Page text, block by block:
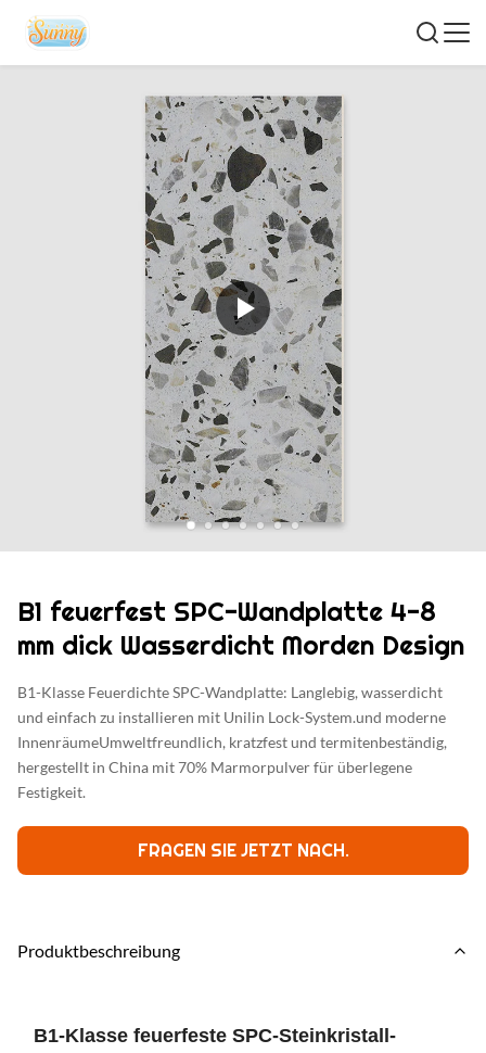
B1 feuerfest SPC-Wandplatte 4-8
mm dick Wasserdicht Morden Design
B1-Klasse Feuerdichte SPC-Wandplatte: Langlebig, wasserdicht
und einfach zu installieren mit Unilin Lock-System.und moderne
InnenräumeUmweltfreundlich, kratzfest und termitenbeständig,
hergestellt in China mit 70% Marmorpulver für überlegene
Festigkeit.
FRAGEN SIE JETZT NACH.
Produktbeschreibung
B1-Klasse feuerfeste SPC-Steinkristall-